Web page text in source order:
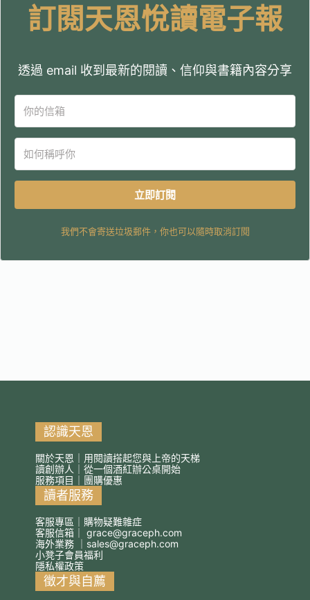
訂閱天恩悅讀電子報
透過 email 收到最新的閱讀、信仰與書籍內容分享
立即訂閱
我們不會寄送垃圾郵件，你也可以隨時取消訂閱
認識天恩
關於天恩｜用閱讀搭起您與上帝的天梯
讀創辦人｜從一個酒紅辦公桌開始
服務項目｜團購優惠
讀者服務
客服專區｜購物疑難雜症
客服信箱｜ grace@graceph.com
海外業務 ｜ sales@graceph.com
小凳子會員福利
隱私權政策
徵才與自薦